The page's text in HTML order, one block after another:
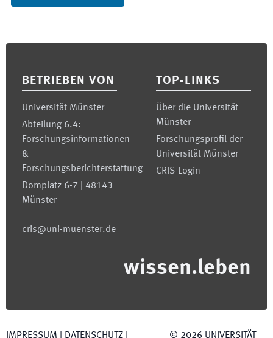
BETRIEBEN VON
Universität Münster
Abteilung 6.4:
Forschungsinformationen
&
Forschungsberichterstattung
Domplatz 6-7 | 48143
Münster
cris@uni-muenster.de
TOP-LINKS
Über die Universität
Münster
Forschungsprofil der
Universität Münster
CRIS-Login
wissen.leben
IMPRESSUM DATENSCHUTZ © 2026 UNIVERSITÄT